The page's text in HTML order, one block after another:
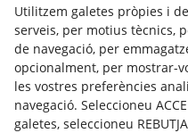
© 08/2026 JANEL´S I
reservats.
Utilitzem galetes pròpies i
serveis, per motius tècnics,
de navegació, per
opcionalment, per mostrar-
les vostres preferències
navegació. Seleccioneu
galetes, seleccioneu